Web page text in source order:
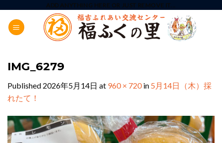
content
ADD ANYTHING HERE OR JUST REMOVE IT...
IMG_6279
Published 2026年5月14日 at 960 × 720in 5月14日（木）採
れたて！